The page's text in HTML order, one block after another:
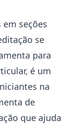
seções
se
para
é um
na
de
que ajuda